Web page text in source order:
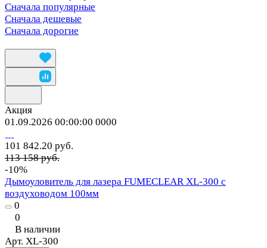
Сначала популярные
Сначала дешевые
Сначала дорогие
Акция
01.09.2026 00:00:00 0000
101 842.20 руб.
113 158 руб.
-10%
Дымоуловитель для лазера FUMECLEAR XL-300 с
воздуховодом 100мм
0
0
В наличии
Арт. XL-300